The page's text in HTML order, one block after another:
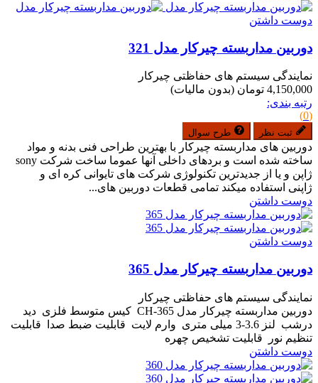
دوست داشتن
دوربین مداربسته چیرکار مدل 321
نمایندگی سیستم های حفاظتی چیرکار
4,150,000 تومان
(بدون مالیات)
رتبه بندی:
(0)
ثبت نظر طرح سوال
دوربین های مداربسته چیرکار با بهترین طراحی فنی بدنه و مواد
ساخته شده است و بردهای داخلی آنها عموما ساخت شرکت sony
ژاپن و یا از جدیدترین تکنولوژی شرکت های تایوانی کره ای و
ژاپنی استفاده میکند تمامی قطعات دوربین های...
دوست داشتن
دوست داشتن
دوربین مداربسته چیرکار مدل 365
نمایندگی سیستم های حفاظتی چیرکار
دوربین مداربسته چیرکار مدل CH-365 کیس متوسط فلزی دید
درشب لنز 3.6-3 میلی متری وارم لایت قابلیت ضبط صدا قابلیت
تنظیم نور قابلیت تشخیص چهره
دوست داشتن